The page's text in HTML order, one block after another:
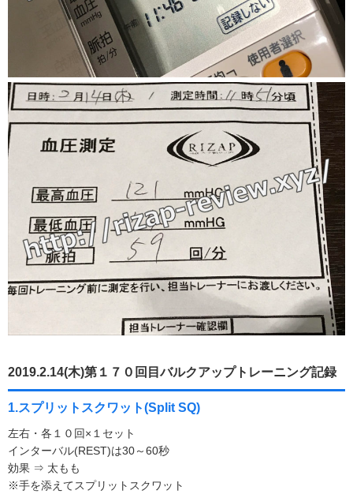
2019.2.14(木)第１７０回目バルクアップトレーニング記録
1.スプリットスクワット(Split SQ)
左右・各１０回×１セット
インターバル(REST)は30～60秒
効果 ⇒ 太もも
※手を添えてスプリットスクワット